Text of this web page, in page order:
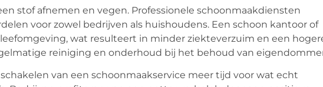
stof afnemen en vegen. Professionele schoonmaakdiensten
voor zowel bedrijven als huishoudens. Een schoon kantoor of
wat resulteert in minder ziekteverzuim en een
reiniging en onderhoud bij het behoud van
van een schoonmaakservice meer tijd voor wat echt